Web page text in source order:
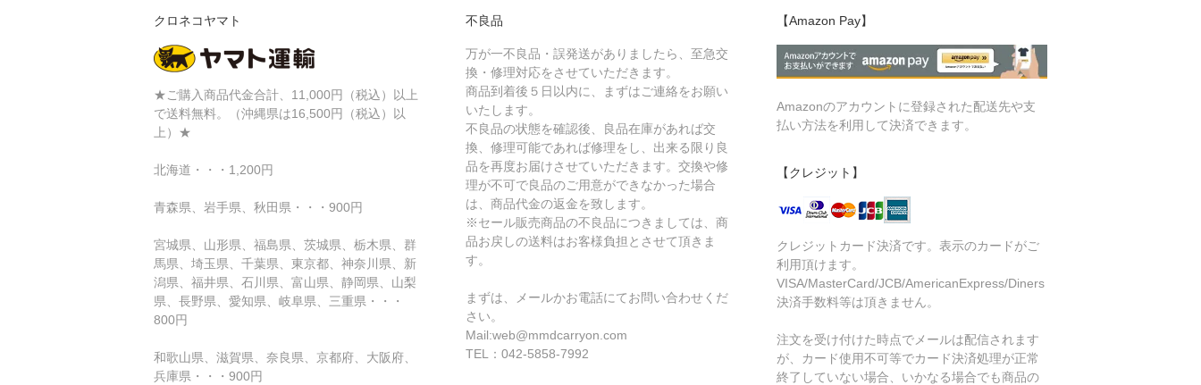
クロネコヤマト
★ご購入商品代金合計、11,000円（税込）以上
で送料無料。（沖縄県は16,500円（税込）以
上）★
北海道・・・1,200円
青森県、岩手県、秋田県・・・900円
宮城県、山形県、福島県、茨城県、栃木県、群
馬県、埼玉県、千葉県、東京都、神奈川県、新
潟県、福井県、石川県、富山県、静岡県、山梨
県、長野県、愛知県、岐阜県、三重県・・・
800円
和歌山県、滋賀県、奈良県、京都府、大阪府、
兵庫県・・・900円
不良品
万が一不良品・誤発送がありましたら、至急交
換・修理対応をさせていただきます。
商品到着後５日以内に、まずはご連絡をお願い
いたします。
不良品の状態を確認後、良品在庫があれば交
換、修理可能であれば修理をし、出来る限り良
品を再度お届けさせていただきます。交換や修
理が不可で良品のご用意ができなかった場合
は、商品代金の返金を致します。
※セール販売商品の不良品につきましては、商
品お戻しの送料はお客様負担とさせて頂きま
す。
まずは、メールかお電話にてお問い合わせくだ
さい。
Mail:web@mmdcarryon.com
TEL：042-5858-7992
【Amazon Pay】
Amazonのアカウントに登録された配送先や支
払い方法を利用して決済できます。
【クレジット】
クレジットカード決済です。表示のカードがご
利用頂けます。
VISA/MasterCard/JCB/AmericanExpress/Diners
決済手数料等は頂きません。
注文を受け付けた時点でメールは配信されます
が、カード使用不可等でカード決済処理が正常
終了していない場合、いかなる場合でも商品の